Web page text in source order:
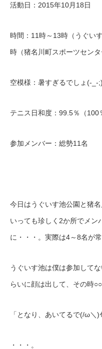
活動日：2015年10月18日
時間：11時～13時（うぐい
時（猪名川町スポーツセンタ
空模様：暑すぎるでしょ(-_-;)
テニス日和度：99.5％（100
参加メンバー：総勢11名
今日はうぐいす池公園と猪
いっても珍しく2か所でメン
に・・・。実際は4～8名が
うぐいす池は僕は参加して
らいに顔は出して、その時
「となり、あいてるで(/ω＼)ｲ
・・・。